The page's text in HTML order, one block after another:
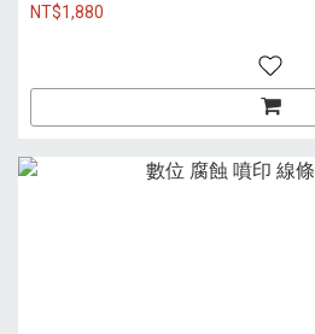
NT$1,880